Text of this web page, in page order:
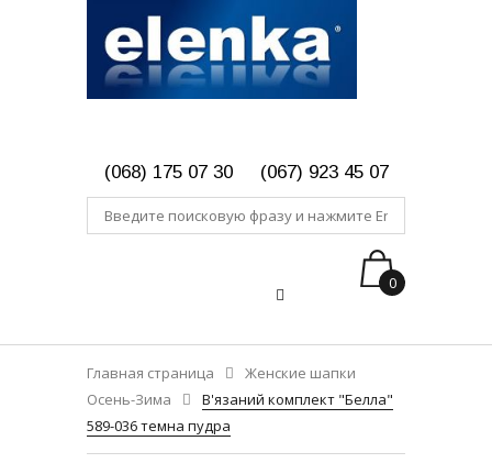
(068) 175 07 30 (067) 923 45 07
0
Главная страница
Женские шапки
Осень-Зима
В'язаний комплект "Белла"
589-036 темна пудра